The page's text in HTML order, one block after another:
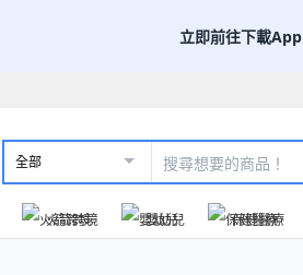
立即前往下載App
全部
火箭跨境 嬰幼兒 保健醫療